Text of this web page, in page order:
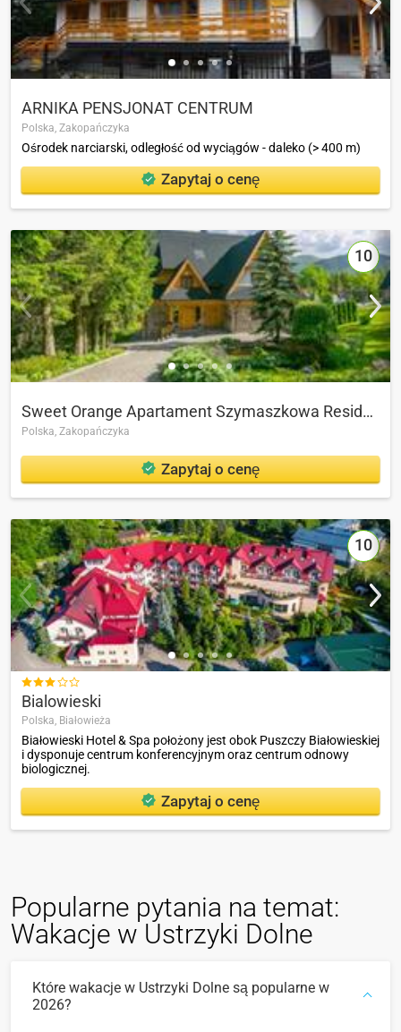
ARNIKA PENSJONAT CENTRUM
Polska, Zakopańczyka
Ośrodek narciarski, odległość od wyciągów - daleko (> 400 m)
Zapytaj o cenę
10
Sweet Orange Apartament Szymaszkowa Residence
Polska, Zakopańczyka
Zapytaj o cenę
10

Bialowieski
Polska, Białowieża
Białowieski Hotel & Spa położony jest obok Puszczy Białowieskiej
i dysponuje centrum konferencyjnym oraz centrum odnowy
biologicznej.
Zapytaj o cenę
Popularne pytania na temat:
Wakacje w Ustrzyki Dolne
Które wakacje w Ustrzyki Dolne są popularne w
2026?